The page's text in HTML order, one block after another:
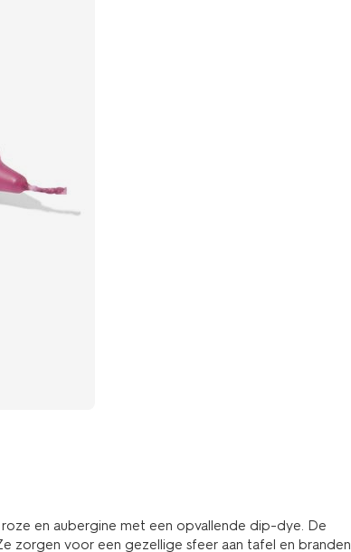
en aubergine met een opvallende dip-dye. De
zorgen voor een gezellige sfeer aan tafel en branden